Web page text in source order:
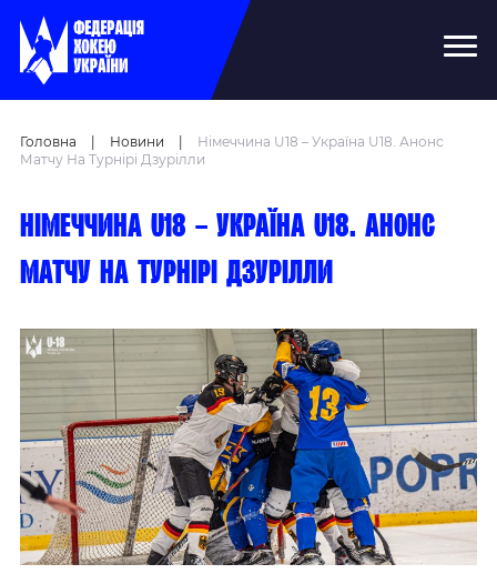
Головна Новини
Німеччина U18 – Україна U18. Анонс
Матчу На Турнірі Дзурілли
Німеччина U18 – Україна U18. Анонс
матчу на турнірі Дзурілли